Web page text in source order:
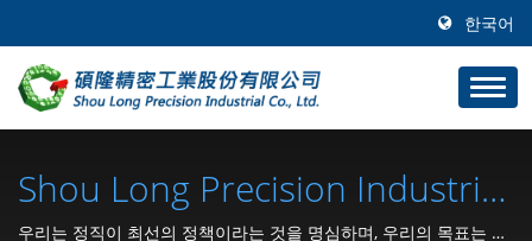
한국어
Shou Long Precision Industrial
우리는 정직이 최선의 정책이라는 것을 명심하며, 우리의 목표는 고